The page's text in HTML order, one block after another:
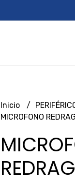
Inicio
MICROFONO